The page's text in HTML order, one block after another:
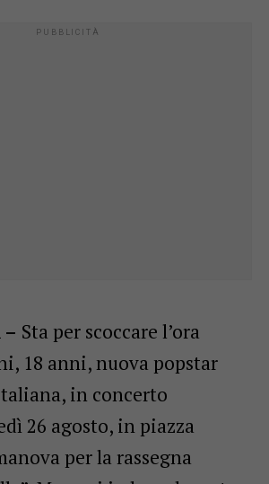
– Sta per scoccare l’ora
18 anni, nuova popstar
in concerto
26 agosto, in piazza
per la rassegna